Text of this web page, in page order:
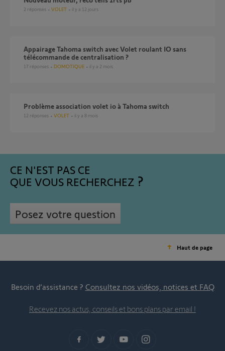
2 réponses VOLET il y a 12 jours
Appairage Tahoma switch avec Volet roulant IO sans
télécommande de centralisation ?
17 réponses DOMOTIQUE il y a 2 mois
Problème association volet io à Tahoma switch
12 réponses VOLET il y a 8 mois
CE N'EST PAS CE
QUE VOUS RECHERCHEZ
Posez votre question
Haut de page
Besoin d’assistance ? Consultez nos vidéos, notices et FAQ
Recevez nos actus, conseils et bons plans par email !